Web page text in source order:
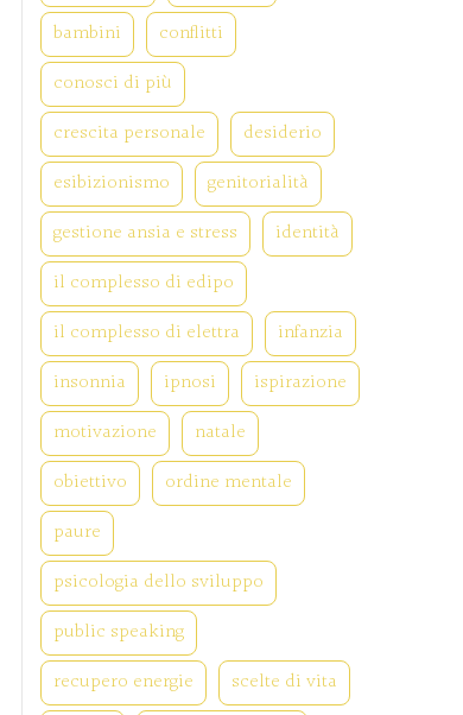
bambini
conflitti
conosci di più
crescita personale
desiderio
esibizionismo
genitorialità
gestione ansia e stress
identità
il complesso di edipo
il complesso di elettra
infanzia
insonnia
ipnosi
ispirazione
motivazione
natale
obiettivo
ordine mentale
paure
psicologia dello sviluppo
public speaking
recupero energie
scelte di vita